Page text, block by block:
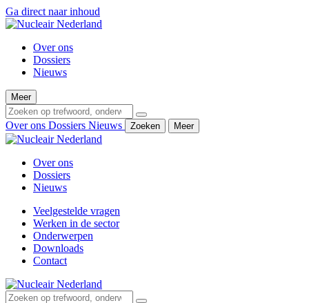
Ga direct naar inhoud
Over ons
Dossiers
Nieuws
Meer
Over ons Dossiers Nieuws Zoeken Meer
Over ons
Dossiers
Nieuws
Veelgestelde vragen
Werken in de sector
Onderwerpen
Downloads
Contact